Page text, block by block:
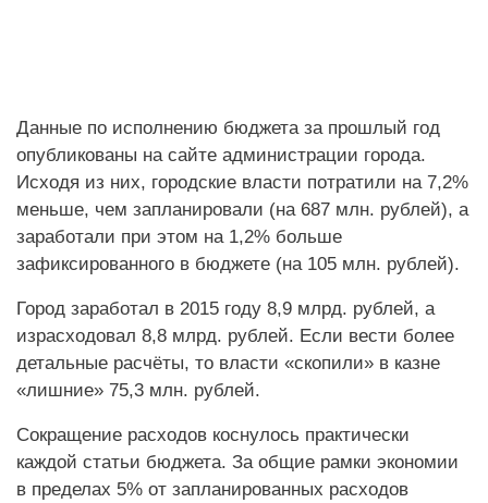
Данные по исполнению бюджета за прошлый год
опубликованы на сайте администрации города.
Исходя из них, городские власти потратили на 7,2%
меньше, чем запланировали (на 687 млн. рублей), а
заработали при этом на 1,2% больше
зафиксированного в бюджете (на 105 млн. рублей).
Город заработал в 2015 году 8,9 млрд. рублей, а
израсходовал 8,8 млрд. рублей. Если вести более
детальные расчёты, то власти «скопили» в казне
«лишние» 75,3 млн. рублей.
Сокращение расходов коснулось практически
каждой статьи бюджета. За общие рамки экономии
в пределах 5% от запланированных расходов